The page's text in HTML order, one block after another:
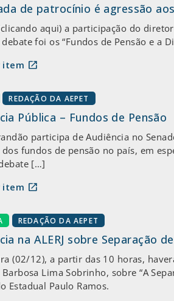
de patrocínio é agressão
aqui) a participação do
foi os “Fundos de Pensão e a
item open_in_new
REDAÇÃO DA AEPET
Pública – Fundos de Pensão
participa de Audiência no
fundos de pensão no país, em
[…]
item open_in_new
REDAÇÃO DA AEPET
na ALERJ sobre Separação
(02/12), a partir das 10 horas,
Lima Sobrinho, sobre “A
Estadual Paulo Ramos.